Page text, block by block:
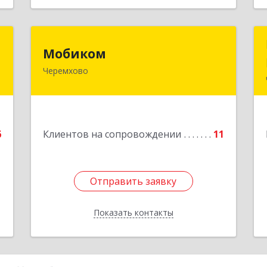
Мобиком
Черемхово
Клиентов на сопровождении 11
Отправить заявку
Показать контакты
Отправить заявку
Назад